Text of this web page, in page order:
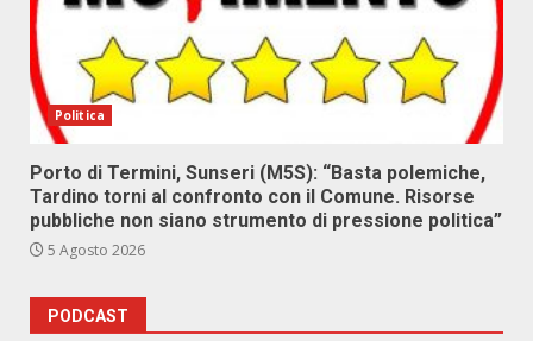
Politica
Porto di Termini, Sunseri (M5S): “Basta polemiche,
Tardino torni al confronto con il Comune. Risorse
pubbliche non siano strumento di pressione politica”
5 Agosto 2026
PODCAST